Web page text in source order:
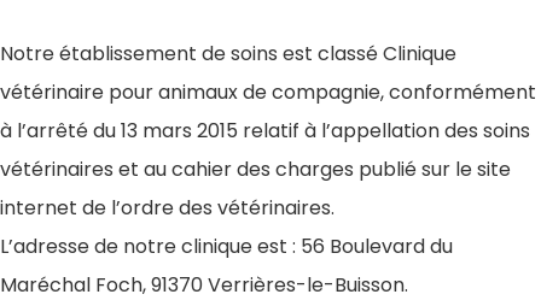
Notre établissement de soins est classé Clinique
vétérinaire pour animaux de compagnie, conformément
à l’arrêté du 13 mars 2015 relatif à l’appellation des soins
vétérinaires et au cahier des charges publié sur le site
internet de l’ordre des vétérinaires.
L’adresse de notre clinique est : 56 Boulevard du
Maréchal Foch, 91370 Verrières-le-Buisson.